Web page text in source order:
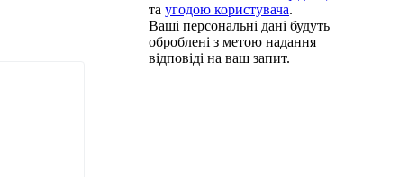
та угодою користувача.
Ваші персональні дані будуть
оброблені з метою надання
відповіді на ваш запит.